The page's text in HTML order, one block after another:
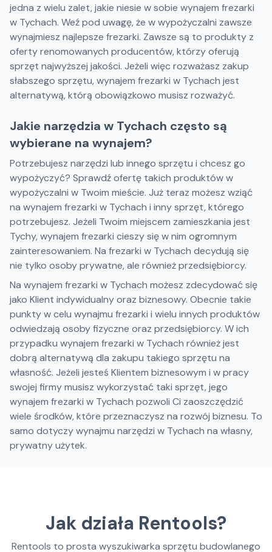
jedna z wielu zalet, jakie niesie w sobie wynajem frezarki
w Tychach. Weź pod uwagę, że w wypożyczalni zawsze
wynajmiesz najlepsze frezarki. Zawsze są to produkty z
oferty renomowanych producentów, którzy oferują
sprzęt najwyższej jakości. Jeżeli więc rozważasz zakup
słabszego sprzętu, wynajem frezarki w Tychach jest
alternatywą, którą obowiązkowo musisz rozważyć.
Jakie narzędzia w Tychach często są
wybierane na wynajem?
Potrzebujesz narzędzi lub innego sprzętu i chcesz go
wypożyczyć? Sprawdź ofertę takich produktów w
wypożyczalni w Twoim mieście. Już teraz możesz wziąć
na wynajem frezarki w Tychach i inny sprzęt, którego
potrzebujesz. Jeżeli Twoim miejscem zamieszkania jest
Tychy, wynajem frezarki cieszy się w nim ogromnym
zainteresowaniem. Na frezarki w Tychach decydują się
nie tylko osoby prywatne, ale również przedsiębiorcy.
Na wynajem frezarki w Tychach możesz zdecydować się
jako Klient indywidualny oraz biznesowy. Obecnie takie
punkty w celu wynajmu frezarki i wielu innych produktów
odwiedzają osoby fizyczne oraz przedsiębiorcy. W ich
przypadku wynajem frezarki w Tychach również jest
dobrą alternatywą dla zakupu takiego sprzętu na
własność. Jeżeli jesteś Klientem biznesowym i w pracy
swojej firmy musisz wykorzystać taki sprzęt, jego
wynajem frezarki w Tychach pozwoli Ci zaoszczędzić
wiele środków, które przeznaczysz na rozwój biznesu. To
samo dotyczy wynajmu narzędzi w Tychach na własny,
prywatny użytek.
Jak działa Rentools?
Rentools to prosta wyszukiwarka sprzętu budowlanego